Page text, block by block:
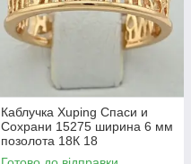
Каблучка Xuping Спаси и
Сохрани 15275 ширина 6 мм
позолота 18К 18